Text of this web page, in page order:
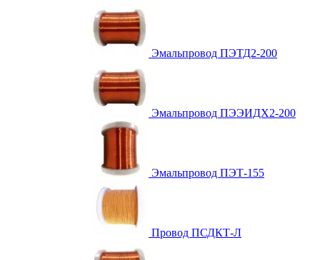
Эмальпровод ПЭТД2-200
Эмальпровод ПЭЭИДХ2-200
Эмальпровод ПЭТ-155
Провод ПСДКТ-Л